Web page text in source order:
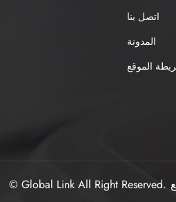
اتصل بنا
المدونة
الموقع
© Global Link All Right Reserved.